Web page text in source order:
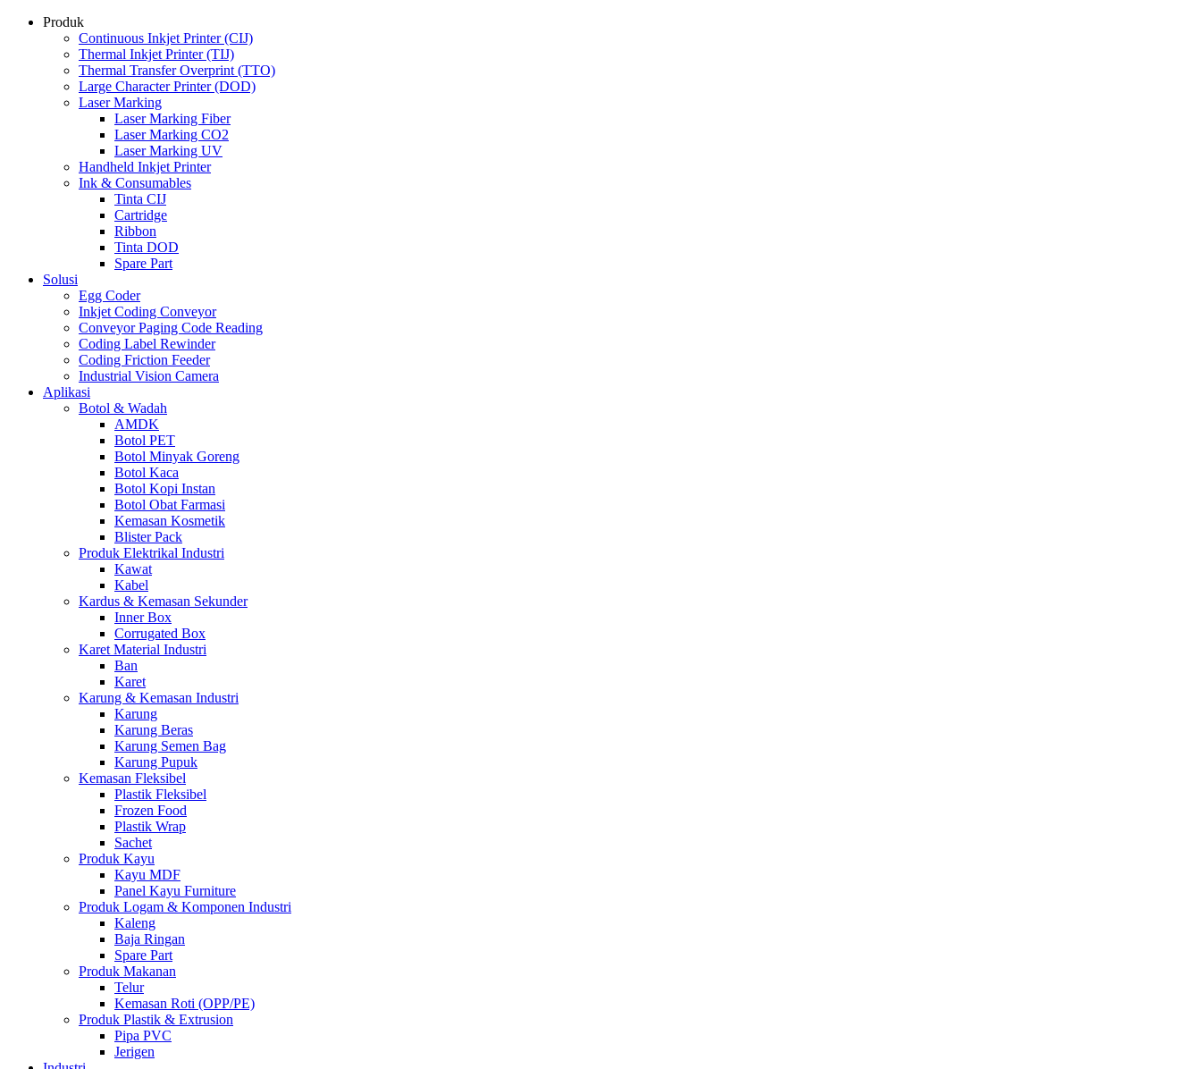
Produk
Continuous Inkjet Printer (CIJ)
Thermal Inkjet Printer (TIJ)
Thermal Transfer Overprint (TTO)
Large Character Printer (DOD)
Laser Marking
Laser Marking Fiber
Laser Marking CO2
Laser Marking UV
Handheld Inkjet Printer
Ink & Consumables
Tinta CIJ
Cartridge
Ribbon
Tinta DOD
Spare Part
Solusi
Egg Coder
Inkjet Coding Conveyor
Conveyor Paging Code Reading
Coding Label Rewinder
Coding Friction Feeder
Industrial Vision Camera
Aplikasi
Botol & Wadah
AMDK
Botol PET
Botol Minyak Goreng
Botol Kaca
Botol Kopi Instan
Botol Obat Farmasi
Kemasan Kosmetik
Blister Pack
Produk Elektrikal Industri
Kawat
Kabel
Kardus & Kemasan Sekunder
Inner Box
Corrugated Box
Karet Material Industri
Ban
Karet
Karung & Kemasan Industri
Karung
Karung Beras
Karung Semen Bag
Karung Pupuk
Kemasan Fleksibel
Plastik Fleksibel
Frozen Food
Plastik Wrap
Sachet
Produk Kayu
Kayu MDF
Panel Kayu Furniture
Produk Logam & Komponen Industri
Kaleng
Baja Ringan
Spare Part
Produk Makanan
Telur
Kemasan Roti (OPP/PE)
Produk Plastik & Extrusion
Pipa PVC
Jerigen